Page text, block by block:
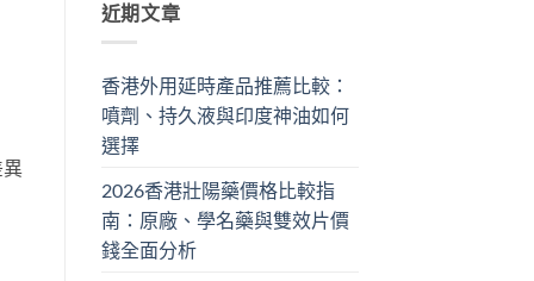
近期文章
香港外用延時產品推薦比較：
噴劑、持久液與印度神油如何
選擇
2026香港壯陽藥價格比較指
南：原廠、學名藥與雙效片價
錢全面分析